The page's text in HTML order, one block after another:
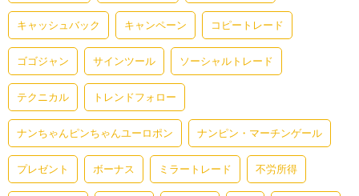
キャッシュバック キャンペーン コピートレード
ゴゴジャン サインツール ソーシャルトレード
テクニカル トレンドフォロー
ナンちゃんピンちゃんユーロポン ナンピン・マーチンゲール
プレゼント ボーナス ミラートレード 不労所得